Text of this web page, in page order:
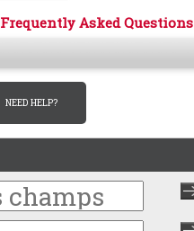
Frequently Asked Questions
NEED HELP?